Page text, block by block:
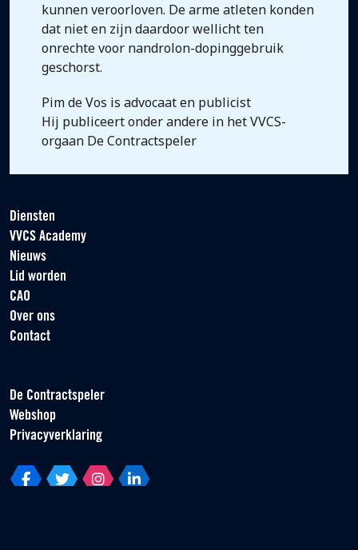
kunnen veroorloven. De arme atleten konden
dat niet en zijn daardoor wellicht ten
onrechte voor nandrolon-dopinggebruik
geschorst.
Pim de Vos is advocaat en publicist
Hij publiceert onder andere in het VVCS-
orgaan De Contractspeler
Diensten
VVCS Academy
Nieuws
Lid worden
CAO
Over ons
Contact
De Contractspeler
Webshop
Privacyverklaring